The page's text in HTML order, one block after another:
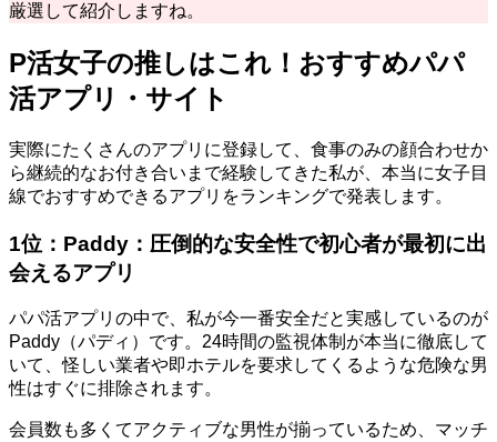
厳選して紹介しますね。
P活女子の推しはこれ！おすすめパパ
活アプリ・サイト
実際にたくさんのアプリに登録して、食事のみの顔合わせか
ら継続的なお付き合いまで経験してきた私が、本当に女子目
線でおすすめできるアプリをランキングで発表します。
1位：Paddy：圧倒的な安全性で初心者が最初に出
会えるアプリ
パパ活アプリの中で、私が今一番安全だと実感しているのが
Paddy（パディ）です。24時間の監視体制が本当に徹底して
いて、怪しい業者や即ホテルを要求してくるような危険な男
性はすぐに排除されます。
会員数も多くてアクティブな男性が揃っているため、マッチ